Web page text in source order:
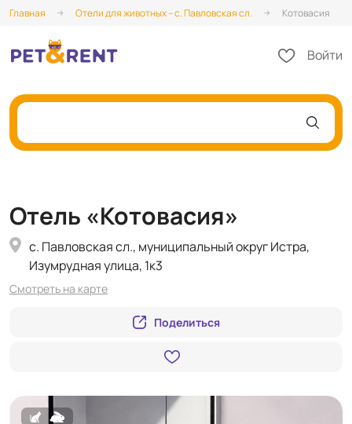
Главная Отели для животных – с. Павловская сл. Котовасия
Войти
Отель «Котовасия»
с. Павловская сл., муниципальный округ Истра,
Изумрудная улица, 1к3
Смотреть на карте
Поделиться